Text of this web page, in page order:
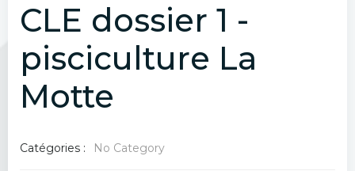
CLE dossier 1 -
pisciculture La
Motte
Catégories : No Category